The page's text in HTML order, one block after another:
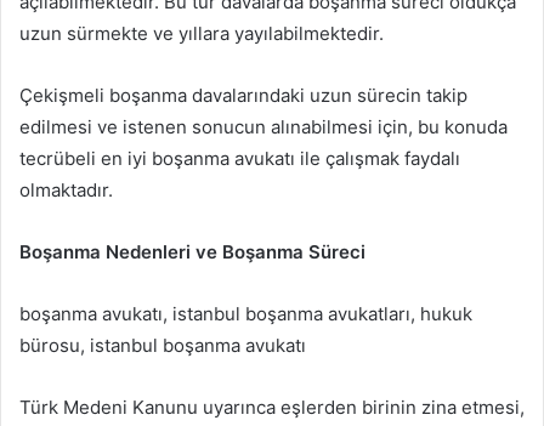
uzun sürmekte ve yıllara yayılabilmektedir.
Çekişmeli boşanma davalarındaki uzun sürecin takip
edilmesi ve istenen sonucun alınabilmesi için, bu konuda
tecrübeli en iyi boşanma avukatı ile çalışmak faydalı
olmaktadır.
Boşanma Nedenleri ve Boşanma Süreci
boşanma avukatı, istanbul boşanma avukatları, hukuk
bürosu, istanbul boşanma avukatı
Türk Medeni Kanunu uyarınca eşlerden birinin zina etmesi,